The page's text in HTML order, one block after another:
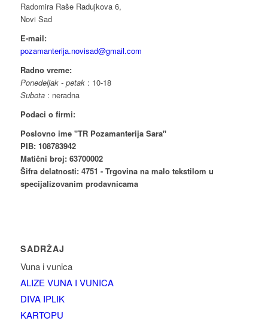
Radomira Raše Radujkova 6,
Novi Sad
E-mail:
pozamanterija.novisad@gmail.com
Radno vreme:
Ponedeljak - petak: 10-18
Subota: neradna
Podaci o firmi:
Poslovno ime "TR Pozamanterija Sara"
PIB: 108783942
Matični broj: 63700002
Šifra delatnosti: 4751 - Trgovina na malo tekstilom u
specijalizovanim prodavnicama
SADRŽAJ
Vuna i vunica
ALIZE VUNA I VUNICA
DIVA IPLIK
KARTOPU